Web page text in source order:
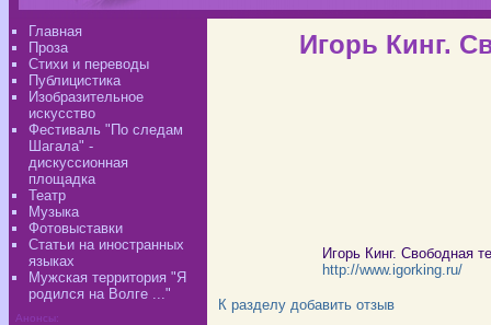
Главная
Проза
Стихи и переводы
Публицистика
Изобразительное
искусство
Фестиваль "По следам
Шагала" -
дискуссионная
площадка
Театр
Музыка
Фотовыставки
Статьи на иностранных
языках
Мужская территория "Я
родился на Волге ..."
Анонсы:
Игорь Кинг.
Игорь Кинг. Свободная
http://www.igorking.ru/
К разделу добавить отзыв